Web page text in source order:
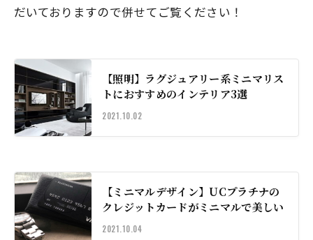
だいておりますので併せてご覧ください！
【照明】ラグジュアリー系ミニマリス
トにおすすめのインテリア3選
2021.10.02
【ミニマルデザイン】UCプラチナの
クレジットカードがミニマルで美しい
2021.10.04